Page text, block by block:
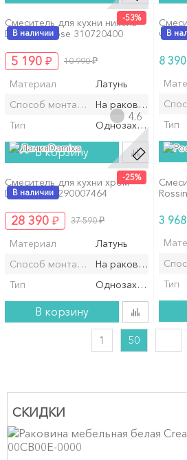
В наличии
Смеситель для кухни никель
Damixa Eclipse 310720400
5 190 ₽ 10 990₽
-53%
Материал
Латунь
Способ монтажа/установкиНа раковину/мойку
Тип
Однозахватный
В корзину
В
8 390
Тип
Damixa
4.6
В наличии
Смеситель для кухни хром
Damixa Arc 290007464
28 390 ₽ 37 590₽
-25%
Материал
Латунь
Способ монтажа/установкиНа раковину/мойку
Тип
Однозахватный
В корзину
3 968
Тип
1 50
СКИДКИ